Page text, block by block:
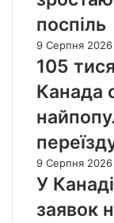
поспіль
9 Серпня 2026
105
Канада
9 Серпня 2026
У
заявок